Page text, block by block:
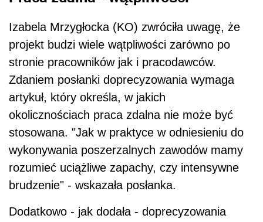
Izabela Mrzygłocka (KO) zwróciła uwagę, że
projekt budzi wiele wątpliwości zarówno po
stronie pracowników jak i pracodawców.
Zdaniem posłanki doprecyzowania wymaga
artykuł, który określa, w jakich
okolicznościach praca zdalna nie może być
stosowana. "Jak w praktyce w odniesieniu do
wykonywania poszerzalnych zawodów mamy
rozumieć uciążliwe zapachy, czy intensywne
brudzenie" - wskazała posłanka.
Dodatkowo - jak dodała - doprecyzowania